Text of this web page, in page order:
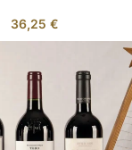
36,25 €